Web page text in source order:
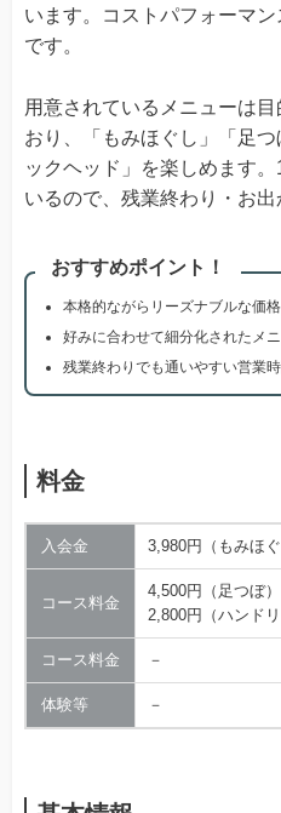
います。コストパフォーマ
です。
用意されているメニューは
おり、「もみほぐし」「足
ックヘッド」を楽しめます
いるので、残業終わり・お出
おすすめポイント！
本格的ながらリーズナブルな価格
好みに合わせて細分化されたメ
残業終わりでも通いやすい営業
料金
入会金 3,980円（もみほぐ
コース料金
4,500円（足つぼ）
2,800円（ハンド
コース料金 －
体験等 －